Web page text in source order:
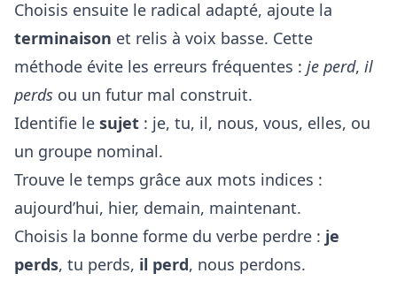
Choisis ensuite le radical adapté, ajoute la
terminaison et relis à voix basse. Cette
méthode évite les erreurs fréquentes : je perd, il
perds ou un futur mal construit.
Identifie le sujet : je, tu, il, nous, vous, elles, ou
un groupe nominal.
Trouve le temps grâce aux mots indices :
aujourd’hui, hier, demain, maintenant.
Choisis la bonne forme du verbe perdre : je
perds, tu perds, il perd, nous perdons.